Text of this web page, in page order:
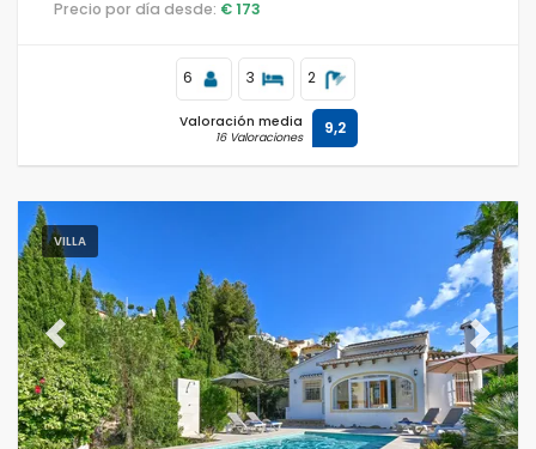
Precio por día desde: € 173
6 3 2
Valoración media
16 Valoraciones 9,2
VILLA
Previous Next